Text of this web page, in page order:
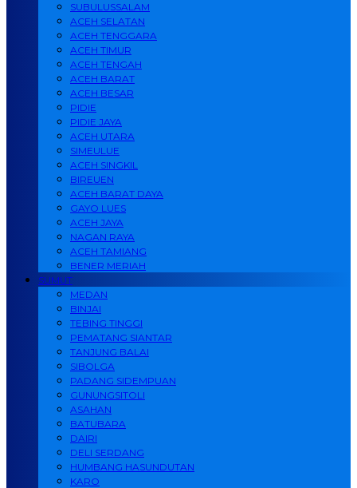
SUBULUSSALAM
ACEH SELATAN
ACEH TENGGARA
ACEH TIMUR
ACEH TENGAH
ACEH BARAT
ACEH BESAR
PIDIE
PIDIE JAYA
ACEH UTARA
SIMEULUE
ACEH SINGKIL
BIREUEN
ACEH BARAT DAYA
GAYO LUES
ACEH JAYA
NAGAN RAYA
ACEH TAMIANG
BENER MERIAH
SUMUT
MEDAN
BINJAI
TEBING TINGGI
PEMATANG SIANTAR
TANJUNG BALAI
SIBOLGA
PADANG SIDEMPUAN
GUNUNGSITOLI
ASAHAN
BATUBARA
DAIRI
DELI SERDANG
HUMBANG HASUNDUTAN
KARO